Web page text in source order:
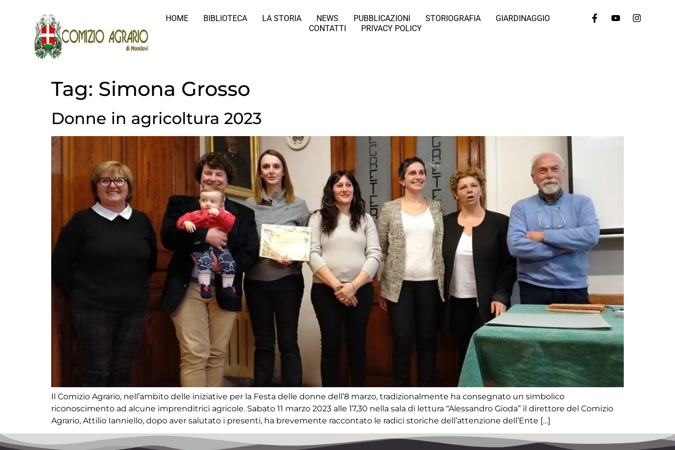
HOME BIBLIOTECA LA STORIA NEWS PUBBLICAZIONI STORIOGRAFIA
GIARDINAGGIO
CONTATTI
PRIVACY POLICY
Tag: Simona Grosso
Donne in agricoltura 2023
Il Comizio Agrario, nell’ambito delle iniziative per la Festa delle donne dell’8 marzo, tradizionalmente ha consegnato un simbolico
riconoscimento ad alcune imprenditrici agricole. Sabato 11 marzo 2023 alle 17,30 nella sala di lettura “Alessandro Gioda” il direttore del Comizio
Agrario, Attilio Ianniello, dopo aver salutato i presenti, ha brevemente raccontato le radici storiche dell’attenzione dell’Ente […]